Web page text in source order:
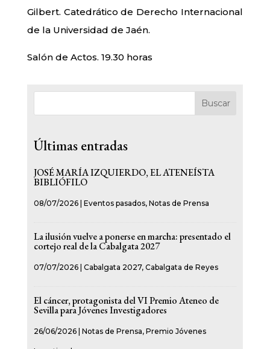
Gilbert. Catedrático de Derecho Internacional
de la Universidad de Jaén.
Salón de Actos. 19.30 horas
Buscar
Últimas entradas
JOSÉ MARÍA IZQUIERDO, EL ATENEÍSTA
BIBLIÓFILO
08/07/2026| Eventos pasados, Notas de Prensa
La ilusión vuelve a ponerse en marcha: presentado el
cortejo real de la Cabalgata 2027
07/07/2026| Cabalgata 2027, Cabalgata de Reyes
El cáncer, protagonista del VI Premio Ateneo de
Sevilla para Jóvenes Investigadores
26/06/2026| Notas de Prensa, Premio Jóvenes